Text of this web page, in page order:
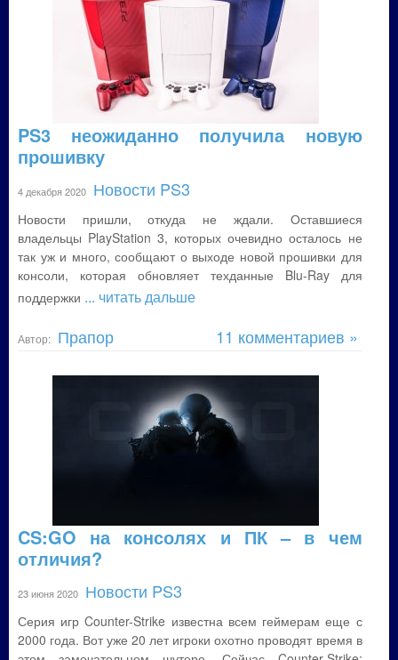
PS3 неожиданно получила новую
прошивку
4 декабря 2020 Новости PS3
Новости пришли, откуда не ждали. Оставшиеся
владельцы PlayStation 3, которых очевидно осталось не
так уж и много, сообщают о выходе новой прошивки для
консоли, которая обновляет техданные Blu-Ray для
поддержки ... читать дальше
Автор: Прапор 11 комментариев »
CS:GO на консолях и ПК – в чем
отличия?
23 июня 2020 Новости PS3
Серия игр Counter-Strike известна всем геймерам еще с
2000 года. Вот уже 20 лет игроки охотно проводят время в